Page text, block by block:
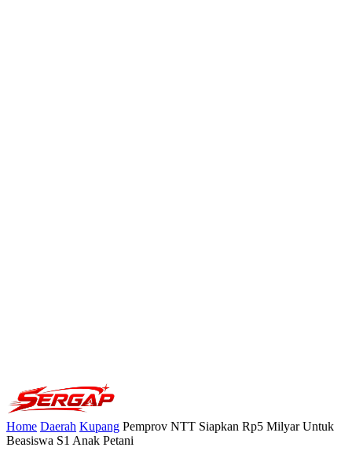
Home Daerah Kupang Pemprov NTT Siapkan Rp5 Milyar Untuk
Beasiswa S1 Anak Petani